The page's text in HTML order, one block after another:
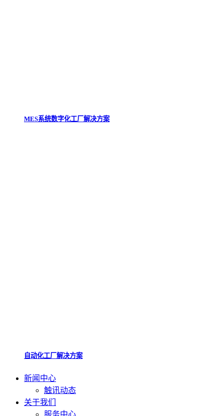
MES系统数字化工厂解决方案
自动化工厂解决方案
新闻中心
触讯动态
关于我们
服务中心